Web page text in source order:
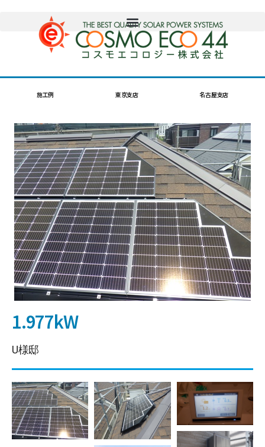
施工例 東京支店 名古屋支店
1.977kW
U様邸